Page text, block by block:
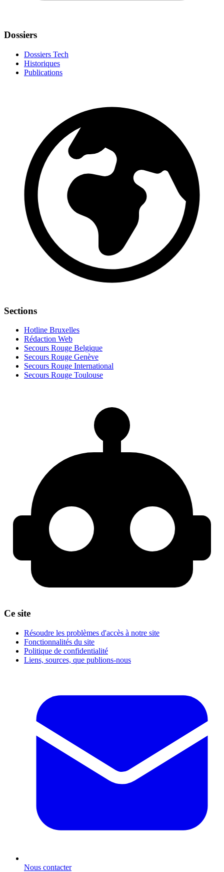
Dossiers
Dossiers Tech
Historiques
Publications
Sections
Hotline Bruxelles
Rédaction Web
Secours Rouge Belgique
Secours Rouge Genève
Secours Rouge International
Secours Rouge Toulouse
Ce site
Résoudre les problèmes d'accès à notre site
Fonctionnalités du site
Politique de confidentialité
Liens, sources, que publions-nous
Nous contacter